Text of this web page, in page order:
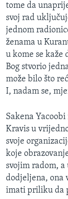
tome da
svoj rad
jednom
ženama u
u kome se kaže
Bog stvorio
može bilo što
I, nadam se,
Sakena
Kravis u
svoje
koje
svojim radom, a
dodjeljena, ona
imati priliku da